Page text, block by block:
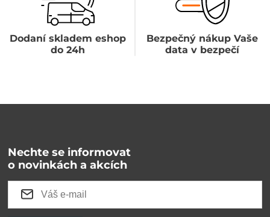
Dodaní skladem eshop
do 24h
Bezpečný nákup Vaše
data v bezpečí
Nechte se informovat
o novinkách a akcích